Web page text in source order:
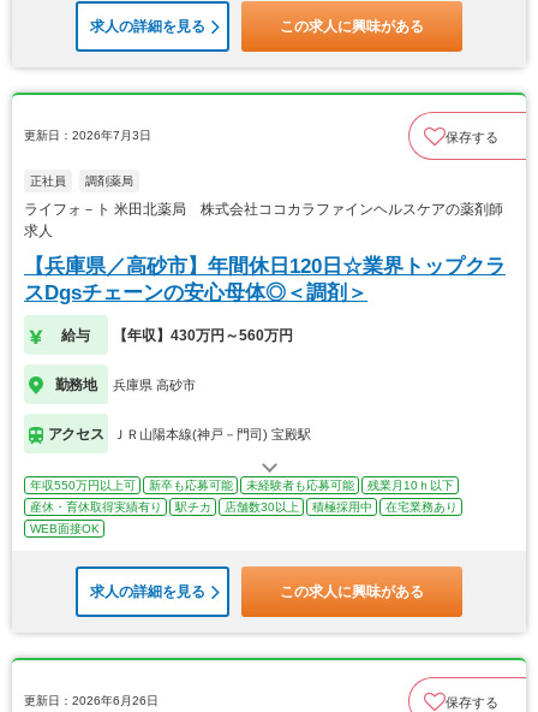
求人の詳細を見る この求人に興味がある
更新日：2026年7月3日 保存する
正社員 調剤薬局
ライフォ－ト 米田北薬局 株式会社ココカラファインヘルスケアの薬剤師
求人
【兵庫県／高砂市】年間休日120日☆業界トップクラ
スDgsチェーンの安心母体◎＜調剤＞
給与 【年収】430万円～560万円
勤務地 兵庫県 高砂市
アクセス ＪＲ山陽本線(神戸－門司) 宝殿駅
年収550万円以上可 新卒も応募可能 未経験者も応募可能
残業月10ｈ以下
産休・育休取得実績有り
駅チカ 店舗数30以上 積極採用中
在宅業務あり
WEB面接OK
求人の詳細を見る この求人に興味がある
更新日：2026年6月26日 保存する